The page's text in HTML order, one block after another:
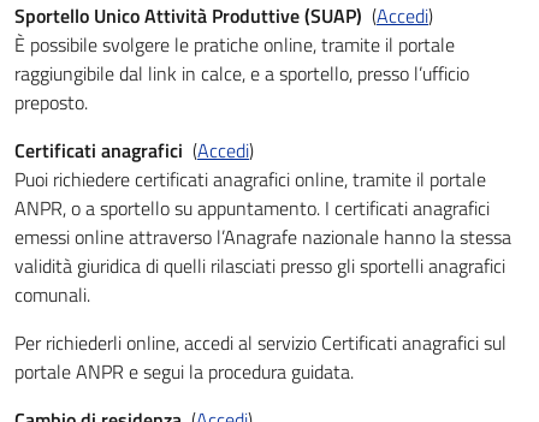
Sportello Unico Attività Produttive (SUAP) (Accedi)
È possibile svolgere le pratiche online, tramite il portale
raggiungibile dal link in calce, e a sportello, presso l’ufficio
preposto.
Certificati anagrafici (Accedi)
Puoi richiedere certificati anagrafici online, tramite il portale
ANPR, o a sportello su appuntamento. I certificati anagrafici
emessi online attraverso l’Anagrafe nazionale hanno la stessa
validità giuridica di quelli rilasciati presso gli sportelli anagrafici
comunali.
Per richiederli online, accedi al servizio Certificati anagrafici sul
portale ANPR e segui la procedura guidata.